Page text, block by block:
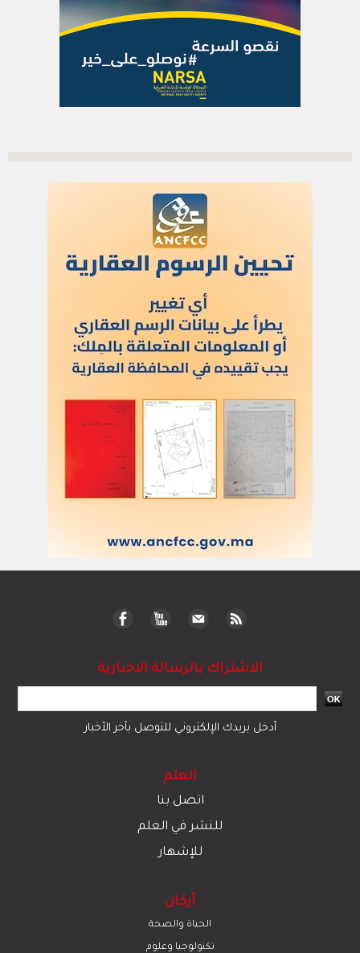
الاشتراك بالرسالة الاخبارية
أدخل بريدك الإلكتروني للتوصل بآخر الأخبار
العلم
اتصل بنا
للنشر في العلم
للإشهار
أركان
الحياة والصحة
تكنولوجيا وعلوم